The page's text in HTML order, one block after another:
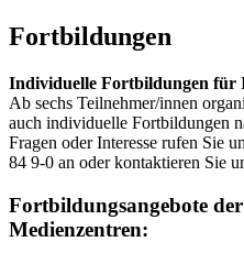
Fortbildungen
Individuelle Fortbildungen für
Ab sechs Teilnehmer/innen
auch individuelle Fortbildungen
Fragen oder Interesse rufen Sie
84 9-0 an oder kontaktieren Sie
Fortbildungsangebote der
Medienzentren: